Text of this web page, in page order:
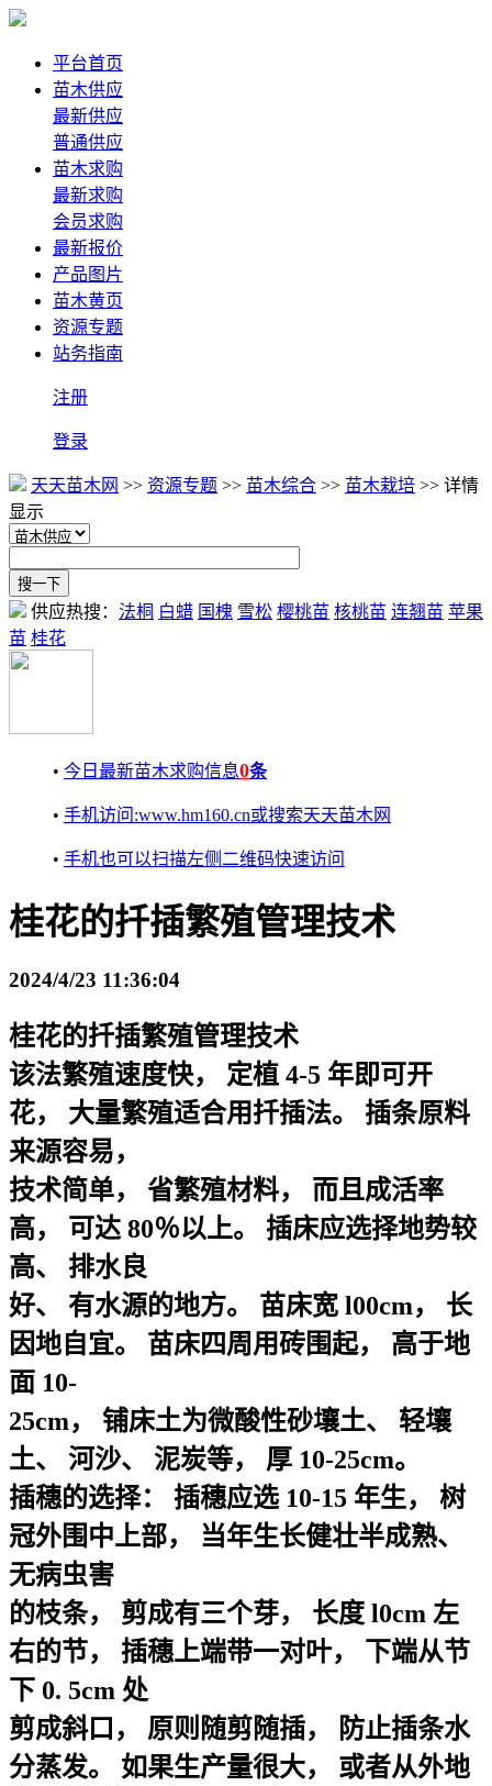
平台首页
苗木供应
最新供应
普通供应
苗木求购
最新求购
会员求购
最新报价
产品图片
苗木黄页
资源专题
站务指南
注册
登录
天天苗木网 >> 资源专题 >> 苗木综合 >> 苗木栽培 >> 详情
显示
供应热搜： 法桐 白蜡 国槐 雪松 樱桃苗 核桃苗 连翘苗 苹果
苗 桂花
• 今日最新苗木求购信息0条
• 手机访问:www.hm160.cn或搜索天天苗木网
• 手机也可以扫描左侧二维码快速访问
桂花的扦插繁殖管理技术
2024/4/23 11:36:04
桂花的扦插繁殖管理技术
该法繁殖速度快， 定植 4-5 年即可开
花， 大量繁殖适合用扦插法。 插条原料
来源容易，
技术简单， 省繁殖材料， 而且成活率
高， 可达 80％以上。 插床应选择地势较
高、 排水良
好、 有水源的地方。 苗床宽 l00cm， 长
因地自宜。 苗床四周用砖围起， 高于地
面 10-
25cm， 铺床土为微酸性砂壤土、 轻壤
土、 河沙、 泥炭等， 厚 10-25cm。
插穗的选择： 插穗应选 10-15 年生， 树
冠外围中上部， 当年生长健壮半成熟、
无病虫害
的枝条， 剪成有三个芽， 长度 l0cm 左
右的节， 插穗上端带一对叶， 下端从节
下 0. 5cm 处
剪成斜口， 原则随剪随插， 防止插条水
分蒸发。 如果生产量很大， 或者从外地